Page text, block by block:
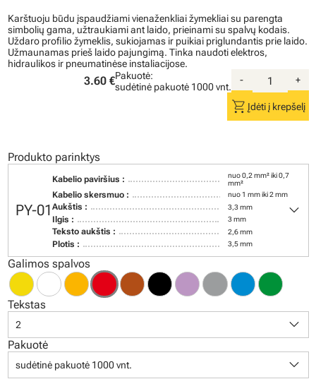
Karštuoju būdu įspaudžiami vienaženkliai žymekliai su parengta
simbolių gama, užtraukiami ant laido, prieinami su spalvų kodais.
Uždaro profilio žymeklis, sukiojamas ir puikiai priglundantis prie laido.
Užmaunamas prieš laido pajungimą. Tinka naudoti elektros,
hidraulikos ir pneumatinėse instaliacijose.
3.60 €Pakuotė:
sudėtinė pakuotė 1000 vnt.
- +
shopping_cart Įdėti į krepšelį
Produkto parinktys
PY-01
Kabelio paviršius :
nuo 0,2 mm² iki 0,7
mm²
Kabelio skersmuo : nuo 1 mm iki 2 mm
Aukštis : 3,3 mm
Ilgis : 3 mm
Teksto aukštis : 2,6 mm
Plotis : 3,5 mm
keyboard_arrow_down
Galimos spalvos
Tekstas
2 keyboard_arrow_down
Pakuotė
sudėtinė pakuotė 1000 vnt. keyboard_arrow_down